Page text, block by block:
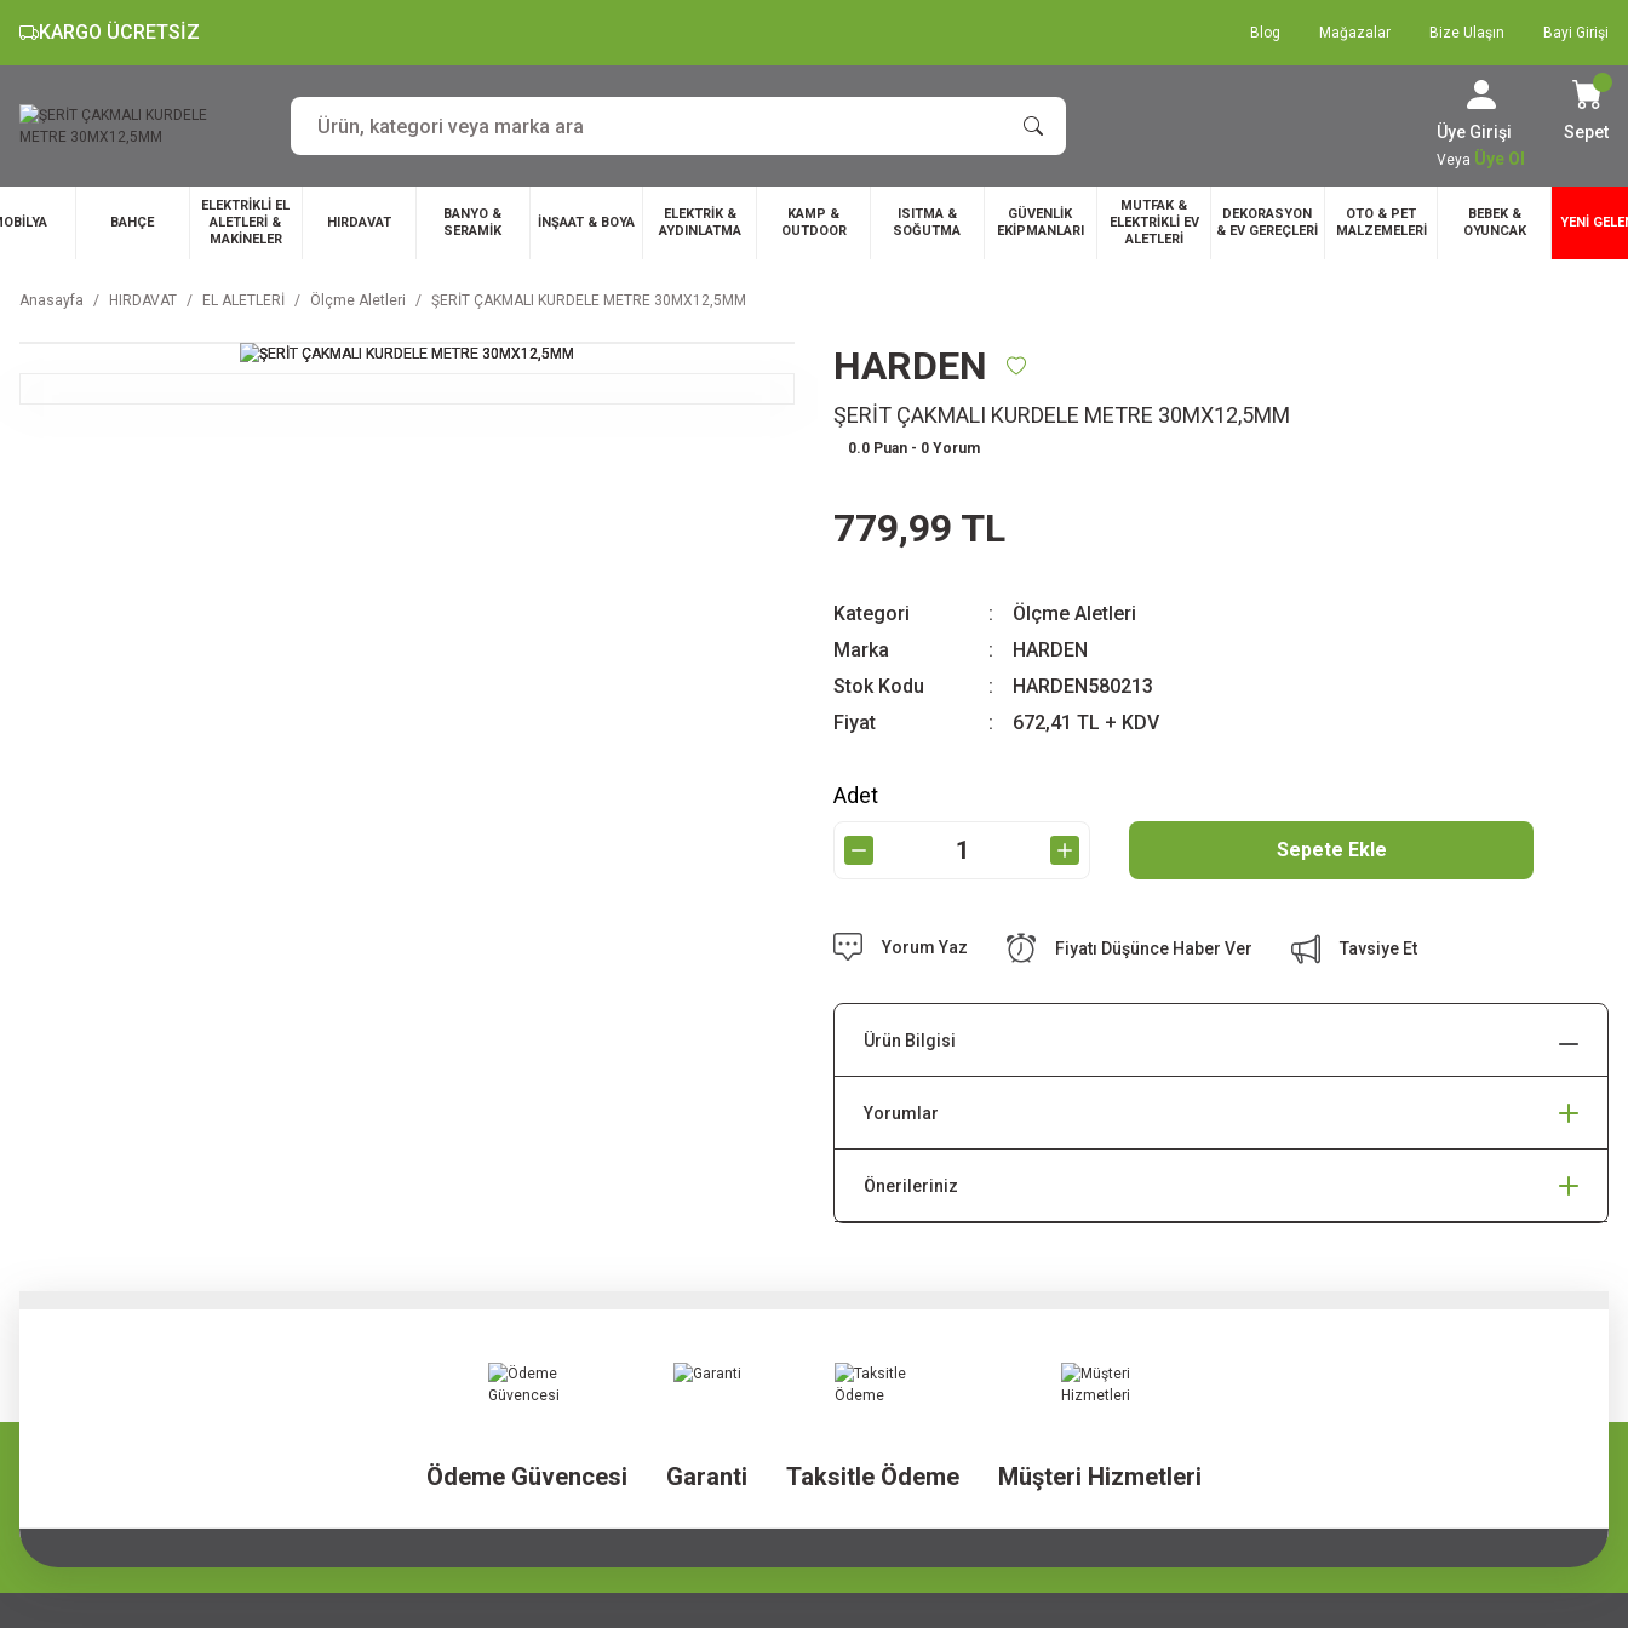
KARGO ÜCRETSİZ Blog Mağazalar Bize Ulaşın Bayi Girişi
Üye Girişi
Veya Üye Ol
Sepet
BAHÇE
ELEKTRİKLİ EL
ALETLERİ &
MAKİNELER
HIRDAVAT
BANYO &
SERAMİK
İNŞAAT & BOYA
ELEKTRİK &
AYDINLATMA
KAMP &
OUTDOOR
ISITMA &
SOĞUTMA
GÜVENLİK
EKİPMANLARI
MUTFAK &
ELEKTRİKLİ EV
ALETLERİ
DEKORASYON
& EV GEREÇLERİ
OTO & PET
MALZEMELERİ
BEBEK &
OYUNCAK
YENİ
Anasayfa HIRDAVAT EL ALETLERİ Ölçme Aletleri ŞERİT ÇAKMALI KURDELE METRE 30MX12,5MM
HARDEN
ŞERİT ÇAKMALI KURDELE METRE 30MX12,5MM
0.0 Puan - 0 Yorum
779,99 TL
Kategori
Ölçme Aletleri
Marka
HARDEN
Stok Kodu
HARDEN580213
Fiyat
672,41 TL + KDV
Adet
Sepete Ekle
Yorum Yaz Fiyatı Düşünce Haber Ver Tavsiye Et
Ürün Bilgisi
Yorumlar
Önerileriniz
Ödeme Güvencesi Garanti Taksitle Ödeme Müşteri Hizmetleri